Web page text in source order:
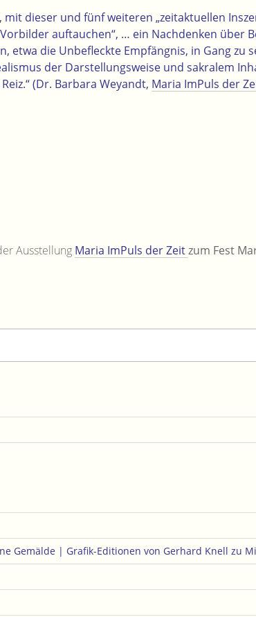
dieser und fünf weiteren „zeitaktuellen
auftauchen“, … ein Nachdenken über
etwa die Unbefleckte Empfängnis, in Gang zu
der Darstellungsweise und sakralem
(Dr. Barbara Weyandt, Maria ImPuls der
Ausstellung Maria ImPuls der Zeitzum Fest
Gemälde | Grafik-Editionen von Gerhard Knell zu